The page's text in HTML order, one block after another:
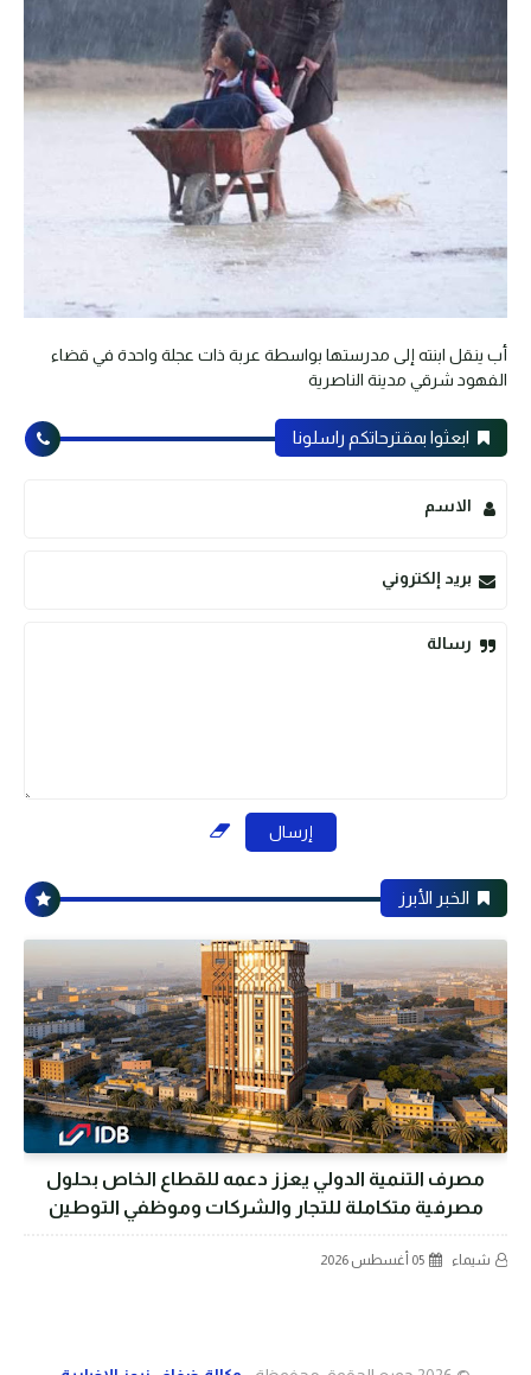
أب ينقل ابنته إلى مدرستها بواسطة عربة ذات عجلة واحدة في قضاء
الفهود شرقي مدينة الناصرية
ابعثوا بمقترحاتكم راسلونا
الاسم
بريد إلكتروني
رسالة
الخبر الأبرز
مصرف التنمية الدولي يعزز دعمه للقطاع الخاص بحلول
مصرفية متكاملة للتجار والشركات وموظفي التوطين
شيماء 05 أغسطس 2026